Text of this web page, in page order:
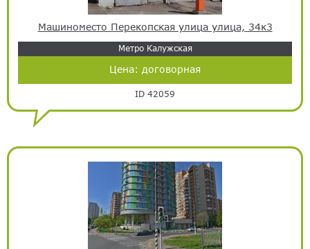
Машиноместо Перекопская улица улица, 34к3
Метро Калужская
Цена: договорная
ID 42059